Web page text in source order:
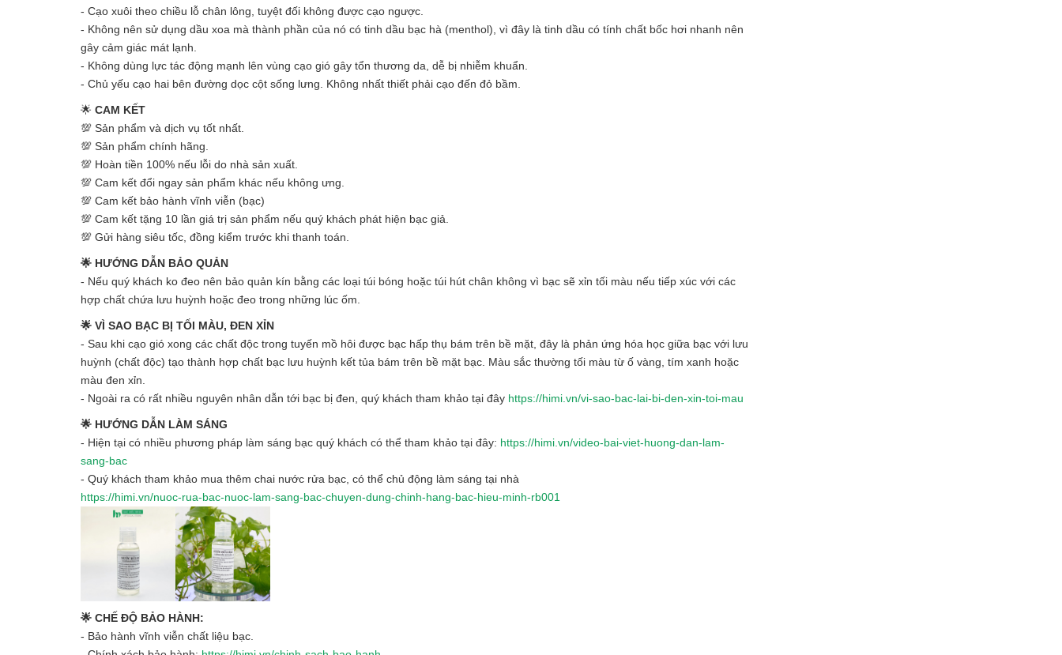
- Cạo xuôi theo chiều lỗ chân lông, tuyệt đối không được cạo ngược.
- Không nên sử dụng dầu xoa mà thành phần của nó có tinh dầu bạc hà (menthol), vì đây là tinh dầu có tính chất bốc hơi nhanh nên
gây cảm giác mát lạnh.
- Không dùng lực tác động mạnh lên vùng cạo gió gây tổn thương da, dễ bị nhiễm khuẩn.
- Chủ yếu cạo hai bên đường dọc cột sống lưng. Không nhất thiết phải cạo đến đỏ bầm.
🌟 CAM KẾT
💯 Sản phẩm và dịch vụ tốt nhất.
💯 Sản phẩm chính hãng.
💯 Hoàn tiền 100% nếu lỗi do nhà sản xuất.
💯 Cam kết đổi ngay sản phẩm khác nếu không ưng.
💯 Cam kết bảo hành vĩnh viễn (bạc)
💯 Cam kết tặng 10 lần giá trị sản phẩm nếu quý khách phát hiện bạc giả.
💯 Gửi hàng siêu tốc, đồng kiểm trước khi thanh toán.
🌟 HƯỚNG DẪN BẢO QUẢN
- Nếu quý khách ko đeo nên bảo quản kín bằng các loại túi bóng hoặc túi hút chân không vì bạc sẽ xỉn tối màu nếu tiếp xúc với các
hợp chất chứa lưu huỳnh hoặc đeo trong những lúc ốm.
🌟 VÌ SAO BẠC BỊ TỐI MÀU, ĐEN XỈN
- Sau khi cạo gió xong các chất độc trong tuyến mồ hôi được bạc hấp thụ bám trên bề mặt, đây là phản ứng hóa học giữa bạc với lưu
huỳnh (chất độc) tạo thành hợp chất bạc lưu huỳnh kết tủa bám trên bề mặt bạc. Màu sắc thường tối màu từ ố vàng, tím xanh hoặc
màu đen xỉn.
- Ngoài ra có rất nhiều nguyên nhân dẫn tới bạc bị đen, quý khách tham khảo tại đây https://himi.vn/vi-sao-bac-lai-bi-den-xin-toi-mau
🌟 HƯỚNG DẪN LÀM SÁNG
- Hiện tại có nhiều phương pháp làm sáng bạc quý khách có thể tham khảo tại đây: https://himi.vn/video-bai-viet-huong-dan-lam-
sang-bac
- Quý khách tham khảo mua thêm chai nước rửa bạc, có thể chủ động làm sáng tại nhà
https://himi.vn/nuoc-rua-bac-nuoc-lam-sang-bac-chuyen-dung-chinh-hang-bac-hieu-minh-rb001
🌟 CHẾ ĐỘ BẢO HÀNH:
- Bảo hành vĩnh viễn chất liệu bạc.